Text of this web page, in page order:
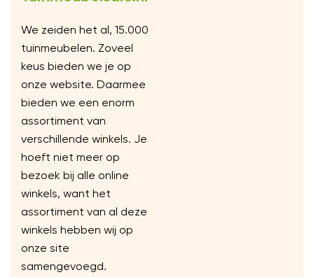
We zeiden het al, 15.000
tuinmeubelen. Zoveel
keus bieden we je op
onze website. Daarmee
bieden we een enorm
assortiment van
verschillende winkels. Je
hoeft niet meer op
bezoek bij alle online
winkels, want het
assortiment van al deze
winkels hebben wij op
onze site
samengevoegd.